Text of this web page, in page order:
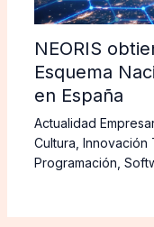
NEORIS
Esquema
en España
Actualidad
Cultura Innovación
Programación